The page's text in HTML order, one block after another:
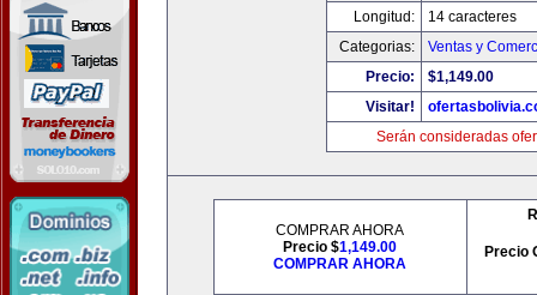
Longitud:
14 caracteres
Categorias:
Ventas y
Precio:
$1,149.00
Visitar!
Serán consideradas
COMPRAR AHORA
Precio $1,149.00
COMPRAR AHORA
Precio